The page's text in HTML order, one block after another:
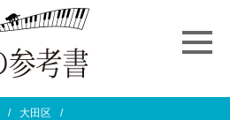
大田区